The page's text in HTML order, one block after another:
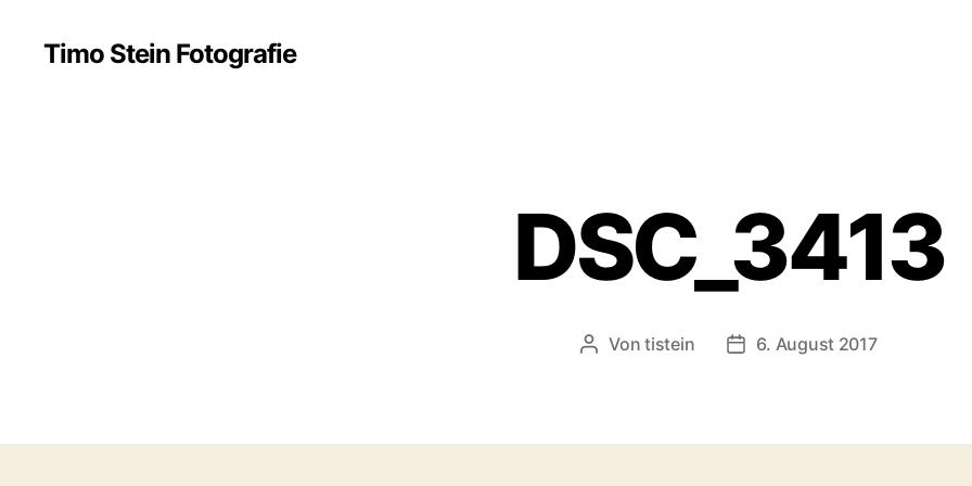
Timo Stein Fotografie
DSC_3413
Beitragsautor
Vontistein Veröffentlichungsdatum
6. August 2017